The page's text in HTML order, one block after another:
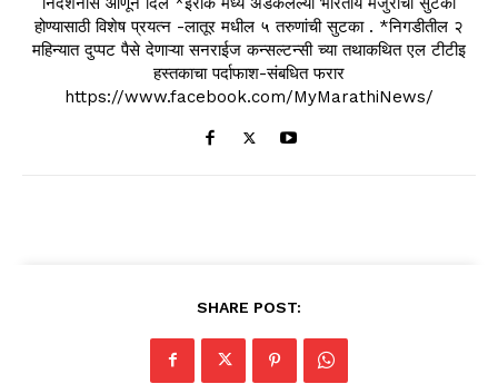
होण्यासाठी विशेष प्रयत्न -लातूर मधील ५ तरुणांची सुटका . *निगडीतील २
महिन्यात दुप्पट पैसे देणाऱ्या सनराईज कन्सल्टन्सी च्या तथाकथित एल टीटीइ
हस्तकाचा पर्दाफाश-संबधित फरार
https://www.facebook.com/MyMarathiNews/
SHARE POST: